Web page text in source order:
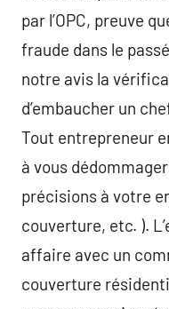
par l’OPC, preuve
fraude dans le
notre avis la
d’embaucher un
Tout entrepreneur
à vous
précisions à votre
couverture, etc. ).
affaire avec un
couverture